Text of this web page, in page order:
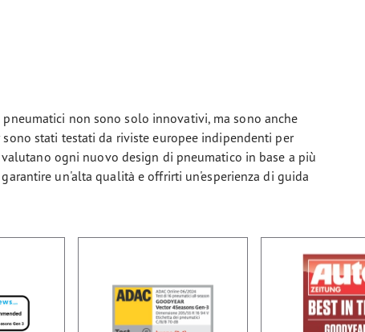
non sono solo innovativi, ma sono anche
stati testati da riviste europee indipendenti per
ogni nuovo design di pneumatico in base a più
un'alta qualità e offrirti un'esperienza di guida